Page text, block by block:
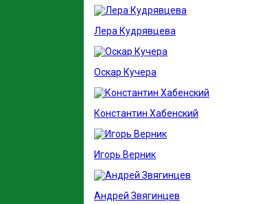
Лера Кудрявцева
Оскар Кучера
Константин Хабенский
Игорь Верник
Андрей Звягинцев